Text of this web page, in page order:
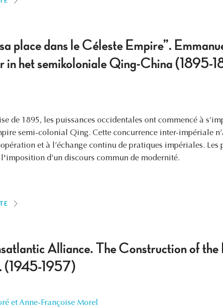
place dans le Céleste Empire”.
in het semikoloniale Qing-China (1895-
de 1895, les puissances occidentales ont commencé à
semi-colonial Qing. Cette concurrence inter-impériale
et à l’échange continu de pratiques impériales. Les
d’un discours commun de modernité.
Alliance. The Construction of
(1945-1957)
et Anne-Françoise Morel